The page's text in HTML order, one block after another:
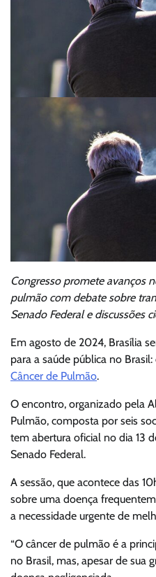
Congresso promete avanços
pulmão com debate sobre
Senado Federal e discussões
Em agosto de 2024, Brasília
para a saúde pública no Brasil:
Câncer de Pulmão.
O encontro, organizado pela
Pulmão, composta por seis
tem abertura oficial no dia 13
Senado Federal.
A sessão, que acontece das
sobre uma doença
a necessidade urgente de
“O câncer de pulmão é a
no Brasil, mas, apesar de sua